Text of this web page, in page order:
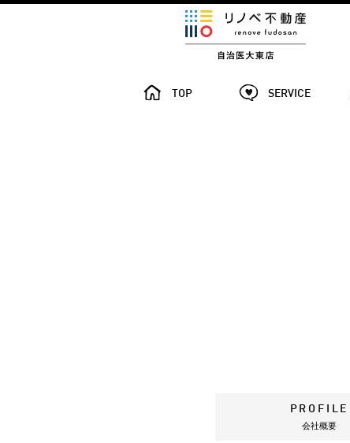
TOP SERVICE
PROFILE
会社概要